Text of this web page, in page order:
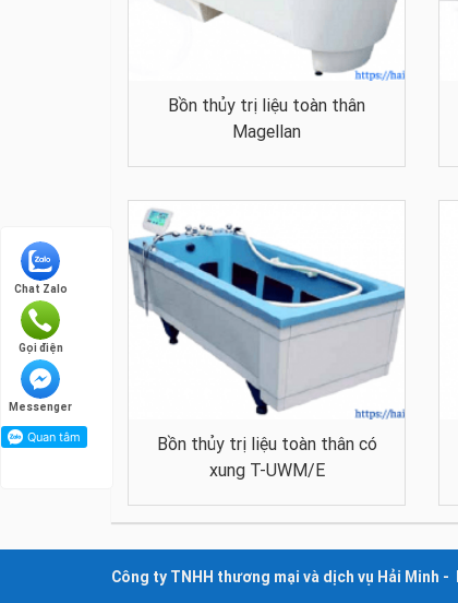
Bồn thủy trị liệu toàn thân
Magellan
Bồn thủy trị liệu toàn thân có
xung T-UWM/E
Công ty TNHH thương mại và dịch vụ Hải Minh -
Chat Zalo
Gọi điện
Messenger